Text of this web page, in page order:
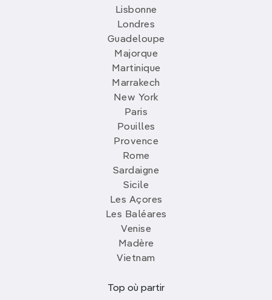
Lisbonne
Londres
Guadeloupe
Majorque
Martinique
Marrakech
New York
Paris
Pouilles
Provence
Rome
Sardaigne
Sicile
Les Açores
Les Baléares
Venise
Madère
Vietnam
Top où partir